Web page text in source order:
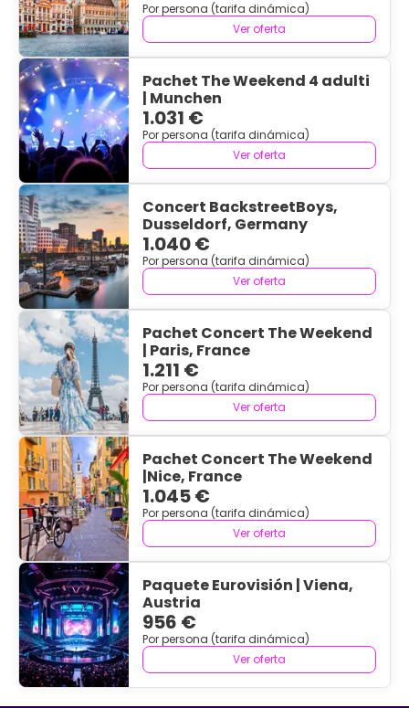
Por persona (tarifa dinámica)
Ver oferta
Pachet The Weekend 4 adulti
| Munchen
1.031 €
Por persona (tarifa dinámica)
Ver oferta
Concert BackstreetBoys,
Dusseldorf, Germany
1.040 €
Por persona (tarifa dinámica)
Ver oferta
Pachet Concert The Weekend
| Paris, France
1.211 €
Por persona (tarifa dinámica)
Ver oferta
Pachet Concert The Weekend
|Nice, France
1.045 €
Por persona (tarifa dinámica)
Ver oferta
Paquete Eurovisión | Viena,
Austria
956 €
Por persona (tarifa dinámica)
Ver oferta